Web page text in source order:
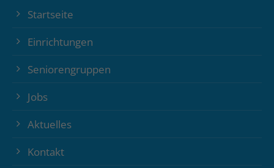
Startseite
Einrichtungen
Seniorengruppen
Jobs
Aktuelles
Kontakt